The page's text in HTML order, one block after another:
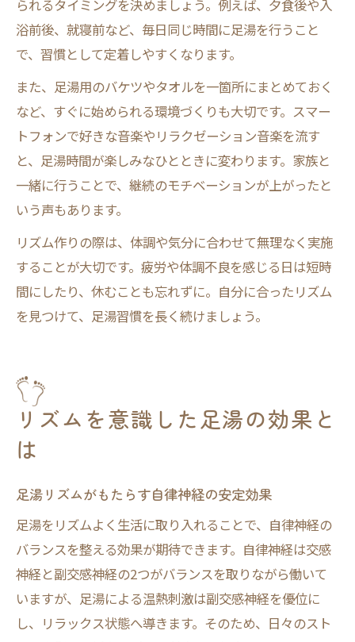
られるタイミングを決めましょう。例えば、夕食後や入
浴前後、就寝前など、毎日同じ時間に足湯を行うこと
で、習慣として定着しやすくなります。
また、足湯用のバケツやタオルを一箇所にまとめておく
など、すぐに始められる環境づくりも大切です。スマー
トフォンで好きな音楽やリラクゼーション音楽を流す
と、足湯時間が楽しみなひとときに変わります。家族と
一緒に行うことで、継続のモチベーションが上がったと
いう声もあります。
リズム作りの際は、体調や気分に合わせて無理なく実施
することが大切です。疲労や体調不良を感じる日は短時
間にしたり、休むことも忘れずに。自分に合ったリズム
を見つけて、足湯習慣を長く続けましょう。
リズムを意識した足湯の効果と
は
足湯リズムがもたらす自律神経の安定効果
足湯をリズムよく生活に取り入れることで、自律神経の
バランスを整える効果が期待できます。自律神経は交感
神経と副交感神経の2つがバランスを取りながら働いて
いますが、足湯による温熱刺激は副交感神経を優位に
し、リラックス状態へ導きます。そのため、日々のスト